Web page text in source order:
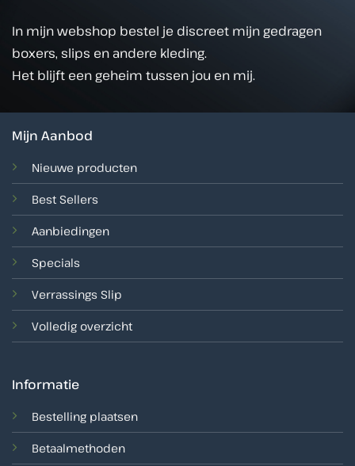
In mijn webshop bestel je discreet mijn gedragen
boxers, slips en andere kleding.
Het blijft een geheim tussen jou en mij.
Mijn Aanbod
Nieuwe producten
Best Sellers
Aanbiedingen
Specials
Verrassings Slip
Volledig overzicht
Informatie
Bestelling plaatsen
Betaalmethoden